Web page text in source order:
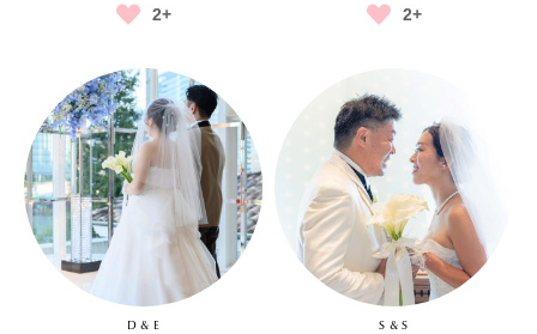
2+ 2+
D & E S & S